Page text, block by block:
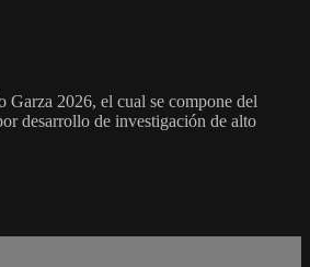
2026, el cual se compone del
desarrollo de investigación de alto